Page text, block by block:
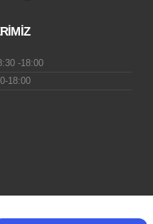
-18:00
18:00